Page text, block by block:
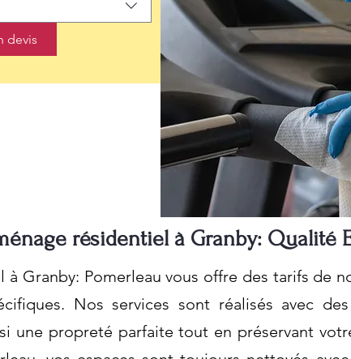
devis
résidentiel à Granby: Qualité
à Granby: Pomerleau vous offre des tarifs de
Nos services sont réalisés avec
une propreté parfaite tout en préservant